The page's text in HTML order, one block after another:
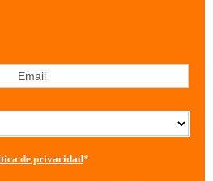
de privacidad*